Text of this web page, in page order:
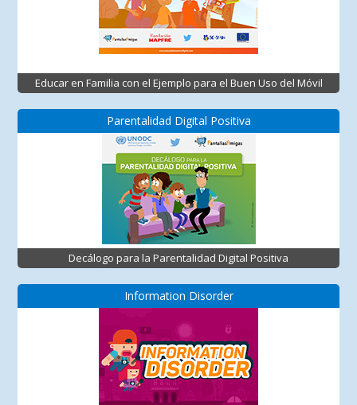
Educar en Familia con el Ejemplo para el Buen Uso del Móvil
Parentalidad Digital Positiva
Decálogo para la Parentalidad Digital Positiva
Information Disorder